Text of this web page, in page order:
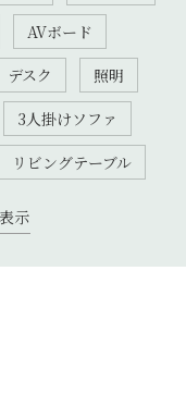
AVボード
デスク
照明
3人掛けソファ
リビングテーブル
示